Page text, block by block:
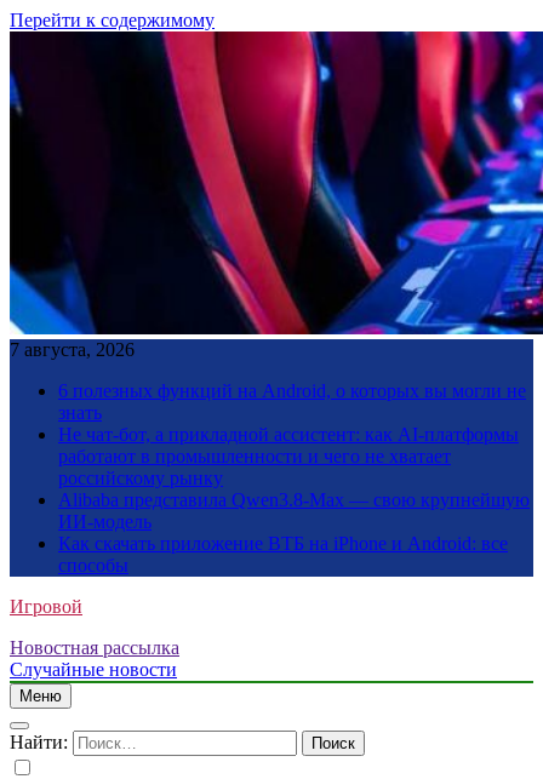
Перейти к содержимому
7 августа, 2026
6 полезных функций на Android, о которых вы могли не
знать
Не чат-бот, а прикладной ассистент: как AI-платформы
работают в промышленности и чего не хватает
российскому рынку
Alibaba представила Qwen3.8-Max — свою крупнейшую
ИИ-модель
Как скачать приложение ВТБ на iPhone и Android: все
способы
Игровой
Новостная рассылка
Случайные новости
Меню
Найти: